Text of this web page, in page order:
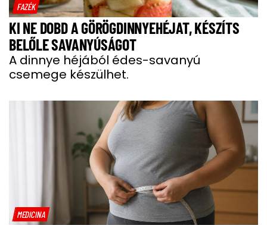
FAZÉK
KI NE DOBD A GÖRÖGDINNYEHÉJAT, KÉSZÍTS
BELŐLE SAVANYÚSÁGOT
A dinnye héjából édes-savanyú
csemege készülhet.
MEDICINA